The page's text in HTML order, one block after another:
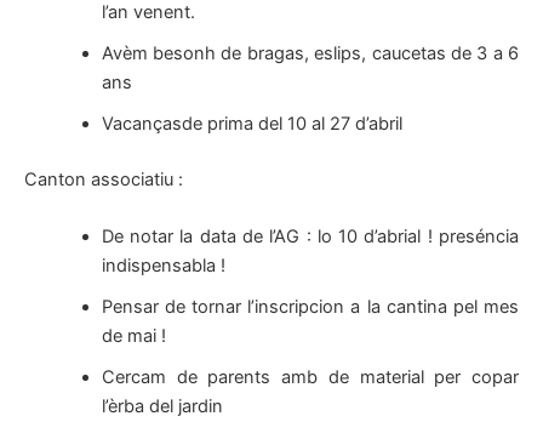
l’an venent.
Avèm besonh de bragas, eslips, caucetas de 3 a 6
ans
Vacançasde prima del 10 al 27 d’abril
Canton associatiu :
De notar la data de l’AG : lo 10 d’abrial ! preséncia
indispensabla !
Pensar de tornar l’inscripcion a la cantina pel mes
de mai !
Cercam de parents amb de material per copar
l’èrba del jardin